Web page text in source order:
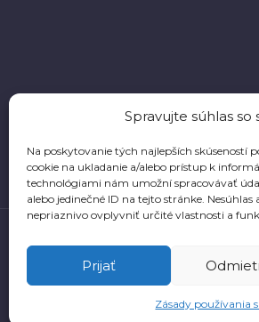
Spravujte súhlas
Na poskytovanie tých najlepších skúseností
cookie na ukladanie a/alebo prístup k
technológiami nám umožní spracovávať
alebo jedinečné ID na tejto stránke.
nepriaznivo ovplyvniť určité vlastnosti a
Prijať
Zásady používania